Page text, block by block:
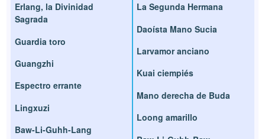
Erlang, la Divinidad
Sagrada
Guardia toro
Guangzhi
Espectro errante
Lingxuzi
Baw-Li-Guhh-Lang
La Segunda Hermana
Daoísta Mano Sucia
Larvamor anciano
Kuai ciempiés
Mano derecha de Buda
Loong amarillo